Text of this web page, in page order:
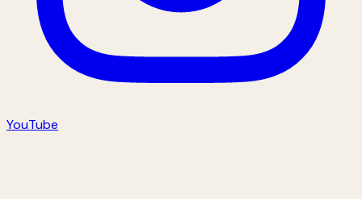
YouTube